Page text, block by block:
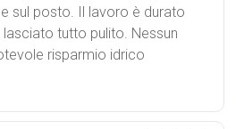
sul posto. Il lavoro è durato
tutto pulito. Nessun
risparmio idrico